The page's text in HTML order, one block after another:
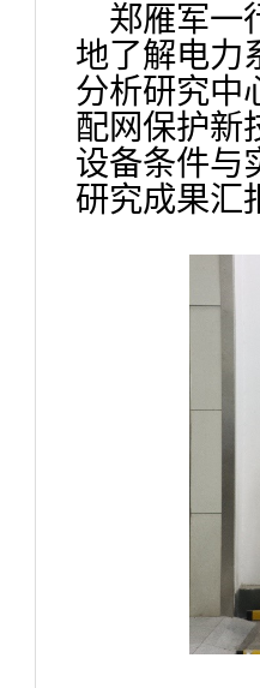
郑雁军一
地了解电力
分析研究中
配网保护新
设备条件与
研究成果汇